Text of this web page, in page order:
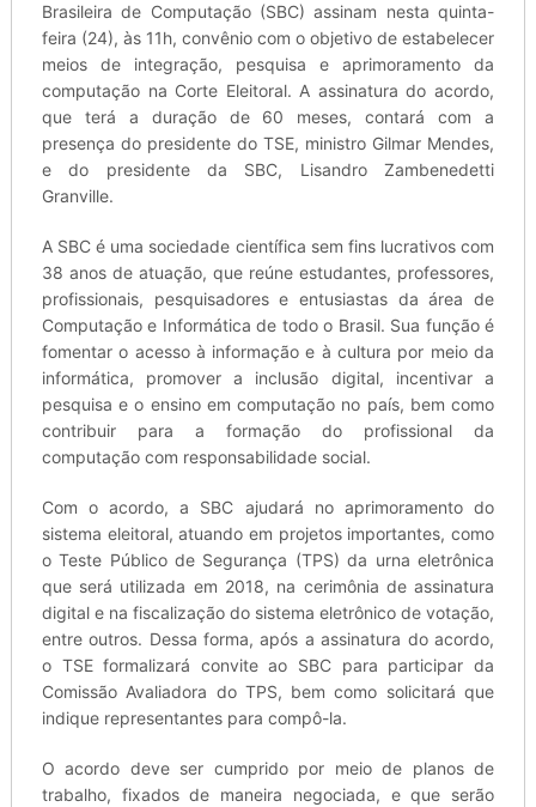
Brasileira de Computação (SBC) assinam nesta quinta-
feira (24), às 11h, convênio com o objetivo de estabelecer
meios de integração, pesquisa e aprimoramento da
computação na Corte Eleitoral. A assinatura do acordo,
que terá a duração de 60 meses, contará com a
presença do presidente do TSE, ministro Gilmar Mendes,
e do presidente da SBC, Lisandro Zambenedetti
Granville.
A SBC é uma sociedade científica sem fins lucrativos com
38 anos de atuação, que reúne estudantes, professores,
profissionais, pesquisadores e entusiastas da área de
Computação e Informática de todo o Brasil. Sua função é
fomentar o acesso à informação e à cultura por meio da
informática, promover a inclusão digital, incentivar a
pesquisa e o ensino em computação no país, bem como
contribuir para a formação do profissional da
computação com responsabilidade social.
Com o acordo, a SBC ajudará no aprimoramento do
sistema eleitoral, atuando em projetos importantes, como
o Teste Público de Segurança (TPS) da urna eletrônica
que será utilizada em 2018, na cerimônia de assinatura
digital e na fiscalização do sistema eletrônico de votação,
entre outros. Dessa forma, após a assinatura do acordo,
o TSE formalizará convite ao SBC para participar da
Comissão Avaliadora do TPS, bem como solicitará que
indique representantes para compô-la.
O acordo deve ser cumprido por meio de planos de
trabalho, fixados de maneira negociada, e que serão